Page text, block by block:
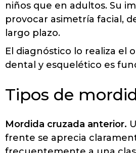
niños que en adultos. Su
provocar asimetría facial,
largo plazo.
El diagnóstico lo realiza el
dental y esquelético es
Tipos de
Mordida cruzada anterior.
frente se aprecia